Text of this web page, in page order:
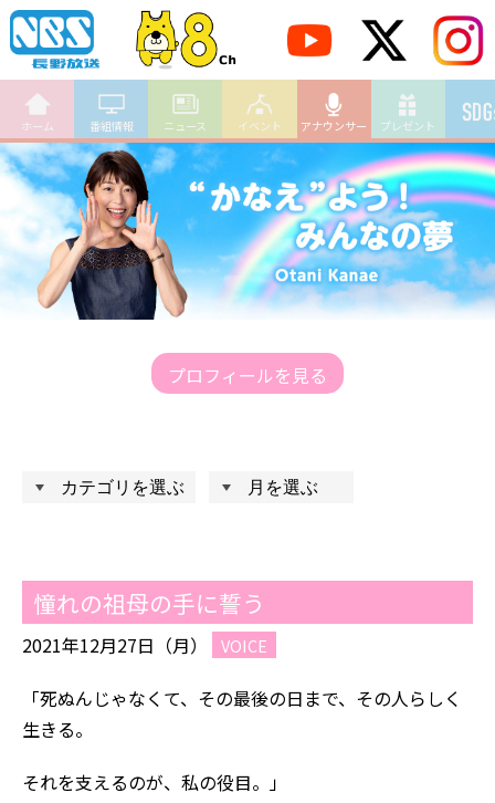
ホーム 番組情報 ニュース イベント アナウンサー プレゼント
プロフィールを見る
憧れの祖母の手に誓う
2021年12月27日（月） VOICE
「死ぬんじゃなくて、その最後の日まで、その人らしく
生きる。
それを支えるのが、私の役目。」